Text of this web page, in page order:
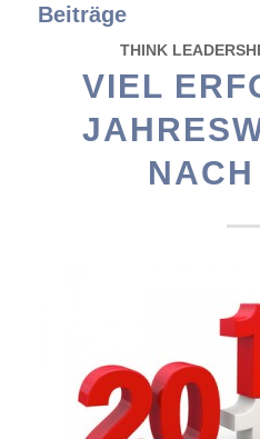
Beiträge
THINK
VIEL